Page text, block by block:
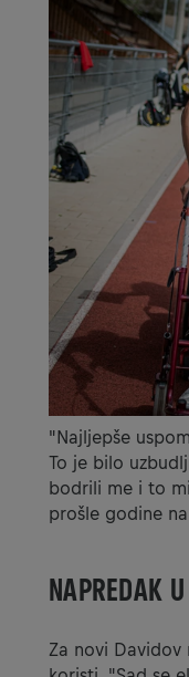
"Najljepše
To je bilo
bodrili me i to
prošle godine
NAPREDAK
Za novi